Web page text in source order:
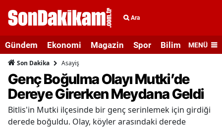
Ara
Gündem Ekonomi Magazin Spor Bilim veMENÜ
Son Dakika Asayiş
Genç Boğulma Olayı Mutki’de
Dereye Girerken Meydana Geldi
Bitlis'in Mutki ilçesinde bir genç serinlemek için girdiği
derede boğuldu. Olay, köyler arasındaki derede